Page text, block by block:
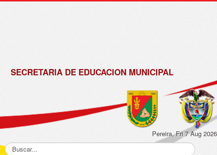
SECRETARIA DE EDUCACION MUNICIPAL
Pereira, Fri 7 Aug 2026
de